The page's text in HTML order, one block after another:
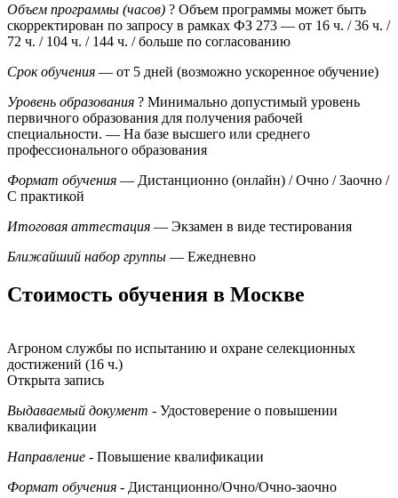
Объем программы (часов) ? Объем программы может быть
скорректирован по запросу в рамках ФЗ 273 — от 16 ч. / 36 ч. /
72 ч. / 104 ч. / 144 ч. / больше по согласованию
Срок обучения — от 5 дней (возможно ускоренное обучение)
Уровень образования ? Минимально допустимый уровень
первичного образования для получения рабочей
специальности. — На базе высшего или среднего
профессионального образования
Формат обучения — Дистанционно (онлайн) / Очно / Заочно /
С практикой
Итоговая аттестация — Экзамен в виде тестирования
Ближайший набор группы — Ежедневно
Стоимость обучения в Москве
Агроном службы по испытанию и охране селекционных
достижений (16 ч.)
Открыта запись
Выдаваемый документ - Удостоверение о повышении
квалификации
Направление - Повышение квалификации
Формат обучения - Дистанционно/Очно/Очно-заочно